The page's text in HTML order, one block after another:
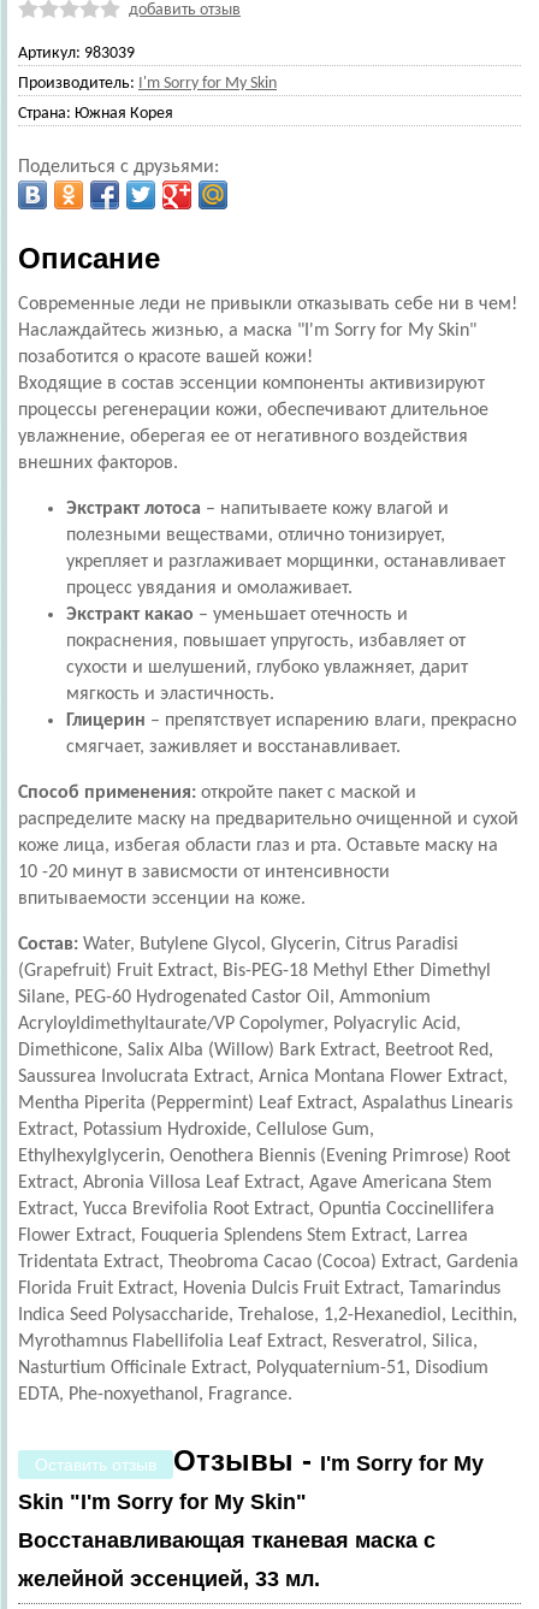
добавить отзыв
Артикул: 983039
Производитель: I'm Sorry for My Skin
Страна: Южная Корея
Поделиться с друзьями:
Описание
Современные леди не привыкли отказывать себе ни в чем!
Наслаждайтесь жизнью, а маска "I'm Sorry for My Skin"
позаботится о красоте вашей кожи!
Входящие в состав эссенции компоненты активизируют
процессы регенерации кожи, обеспечивают длительное
увлажнение, оберегая ее от негативного воздействия
внешних факторов.
Экстракт лотоса – напитываете кожу влагой и
полезными веществами, отлично тонизирует,
укрепляет и разглаживает морщинки, останавливает
процесс увядания и омолаживает.
Экстракт какао – уменьшает отечность и
покраснения, повышает упругость, избавляет от
сухости и шелушений, глубоко увлажняет, дарит
мягкость и эластичность.
Глицерин – препятствует испарению влаги, прекрасно
смягчает, заживляет и восстанавливает.
Способ применения: откройте пакет с маской и
распределите маску на предварительно очищенной и сухой
коже лица, избегая области глаз и рта. Оставьте маску на
10 -20 минут в зависмости от интенсивности
впитываемости эссенции на коже.
Состав: Water, Butylene Glycol, Glycerin, Citrus Paradisi
(Grapefruit) Fruit Extract, Bis-PEG-18 Methyl Ether Dimethyl
Silane, PEG-60 Hydrogenated Castor Oil, Ammonium
Acryloyldimethyltaurate/VP Copolymer, Polyacrylic Acid,
Dimethicone, Salix Alba (Willow) Bark Extract, Beetroot Red,
Saussurea Involucrata Extract, Arnica Montana Flower Extract,
Mentha Piperita (Peppermint) Leaf Extract, Aspalathus Linearis
Extract, Potassium Hydroxide, Cellulose Gum,
Ethylhexylglycerin, Oenothera Biennis (Evening Primrose) Root
Extract, Abronia Villosa Leaf Extract, Agave Americana Stem
Extract, Yucca Brevifolia Root Extract, Opuntia Coccinellifera
Flower Extract, Fouqueria Splendens Stem Extract, Larrea
Tridentata Extract, Theobroma Cacao (Cocoa) Extract, Gardenia
Florida Fruit Extract, Hovenia Dulcis Fruit Extract, Tamarindus
Indica Seed Polysaccharide, Trehalose, 1,2-Hexanediol, Lecithin,
Myrothamnus Flabellifolia Leaf Extract, Resveratrol, Silica,
Nasturtium Officinale Extract, Polyquaternium-51, Disodium
EDTA, Phe-noxyethanol, Fragrance.
Оставить отзыв Отзывы - I'm Sorry for My
Skin "I'm Sorry for My Skin"
Восстанавливающая тканевая маска с
желейной эссенцией, 33 мл.